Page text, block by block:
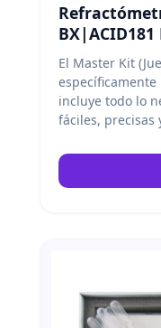
El Master Kit
incluye todo lo
fáciles, precisas
medida. Atago